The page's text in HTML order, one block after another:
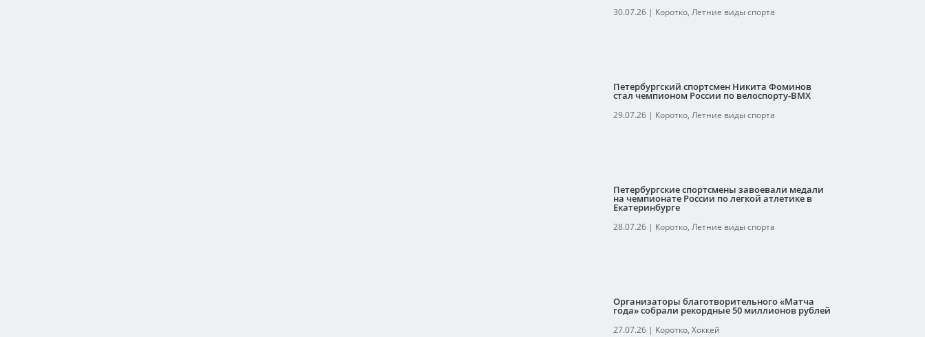
30.07.26| Коротко, Летние виды спорта
Петербургский спортсмен Никита Фоминов
стал чемпионом России по велоспорту-ВМХ
29.07.26| Коротко, Летние виды спорта
Петербургские спортсмены завоевали медали
на чемпионате России по легкой атлетике в
Екатеринбурге
28.07.26| Коротко, Летние виды спорта
Организаторы благотворительного «Матча
года» собрали рекордные 50 миллионов рублей
27.07.26| Коротко, Хоккей